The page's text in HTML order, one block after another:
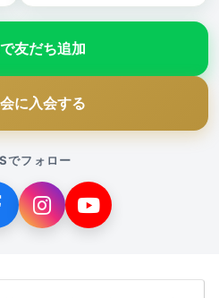
友だち追加
に入会する
でフォロー